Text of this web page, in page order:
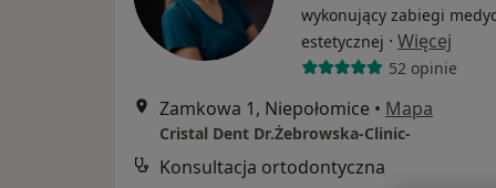
wykonujący zabiegi
estetycznej · Więcej
52 opinie
Zamkowa 1, Niepołomice • Mapa
Cristal Dent Dr.Żebrowska-Clinic-
Konsultacja ortodontyczna